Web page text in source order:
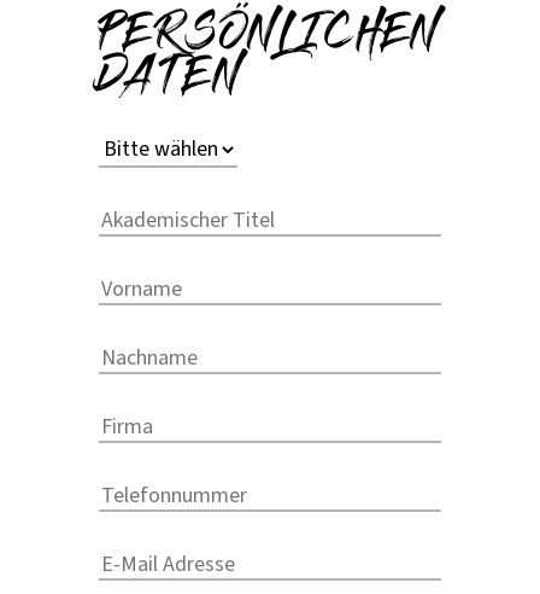
PERSÖNLICHEN
DATEN